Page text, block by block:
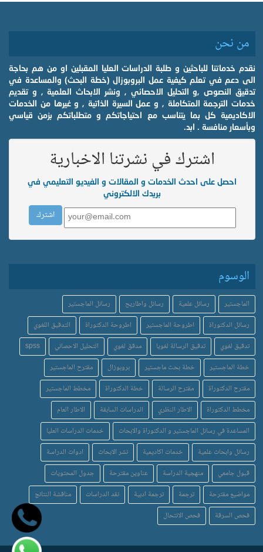
من نحن
نقدم خدماتنا للباحثين و طلبة الدراسات العليا المقبلين او من هم بحاجة
الى دعم في تعلم كيفية عمل البروبوزال (خطة البحث) والمساعدة في
تدقيق النصوص ,و التحليل الاحصائي , ونشر الابحاث العلمية , و تقديم
خدمات الترجمة المتكاملة , و عمل السيرة الذاتية , و غيرها من الخدمات
الاكاديمية كل بما يتناسب مع احتياجاتكم و متطلباتكم بزمن قياسي
وبأسعار منافسة . ابد.
اشترك في نشرتنا الاخبارية
احصل على احدث الخدمات و المقالات و الفيديو التعليمي في
بريدك الالكتروني
الوسوم
الماجستير رسائل علمية رسائل واطاريح
رسائل الماجستير
رسائل الدكتوراة
اطروحة الماجستير اطروحة الدكتوراة
التدقيق اللغوي
تدقيق لغوي
تدقيق الرسالة لغويا مدقق لغوي التحليل الاحصائي
spss
خطة الماجستير
خطة بحث ماجستير بروبوزال
مقترح الماجستير
مقترح الدكتوراة
مقترح الرسالة خطة الدكتوراة
مخطط الماجستير
مخطط الدكتوراة
الاطار النظري الدراسات السابقة
الاطار العام
المساعدة في رسائل الماجستير و الدكتوراة والابحاث
خدمات الدراسات العليا
رسائل وابحاث علمية
خدمات اكاديمية نشر الابحاث
ادوات الدراسة
قبول جامعي
منهجية الدراسة عناوين مقترحة
جدول المحتويات
مواضيع مقترحة
ترجمة ترجمة ادبية نقد الدراسات
مناقشة النتائج
فحص السرقة
فحص الانتحال